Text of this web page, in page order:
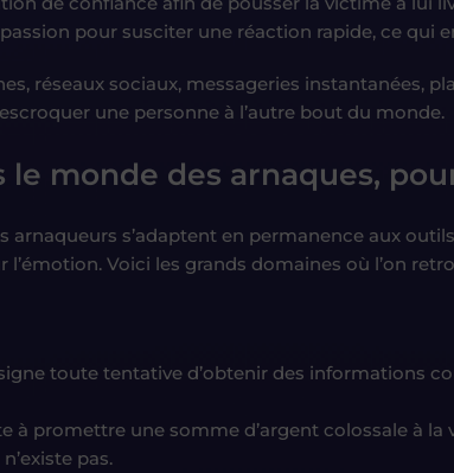
pour susciter une réaction rapide, ce
réseaux sociaux, messageries instantanées,
une personne à l’autre bout du monde.
le monde des arnaques,
arnaqueurs s’adaptent en permanence aux
Voici les grands domaines où l’on
toute tentative d’obtenir des informations
à promettre une somme d’argent colossale à
pas.